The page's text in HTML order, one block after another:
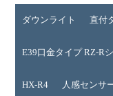
ダウンライト 直付
E39口金タイプ RZ-R
HX-R4 人感センサ